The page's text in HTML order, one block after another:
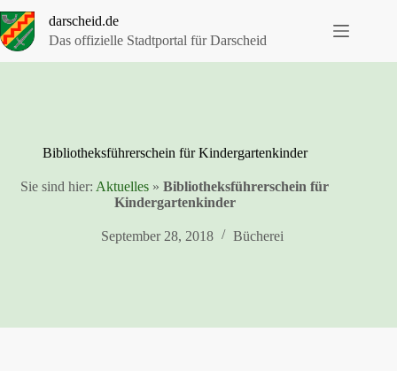
Inhalt
springen
darscheid.de
Das offizielle Stadtportal für Darscheid
Bibliotheksführerschein für Kindergartenkinder
Sie sind hier: Aktuelles »Bibliotheksführerschein für
Kindergartenkinder
September 28, 2018 Bücherei